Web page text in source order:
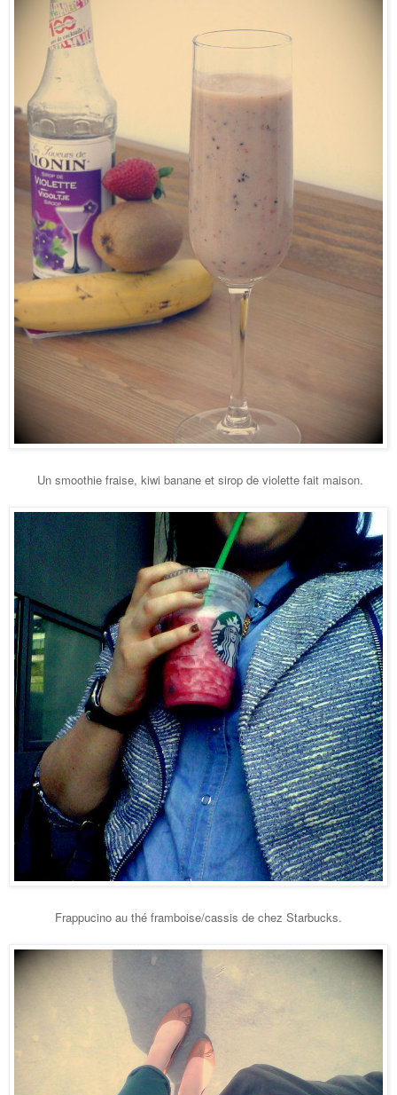
Un smoothie fraise, kiwi banane et sirop de violette fait maison.
Frappucino au thé framboise/cassis de chez Starbucks.